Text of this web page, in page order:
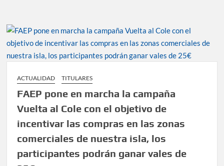
ACTUALIDAD TITULARES
FAEP pone en marcha la campaña
Vuelta al Cole con el objetivo de
incentivar las compras en las zonas
comerciales de nuestra isla, los
participantes podrán ganar vales de